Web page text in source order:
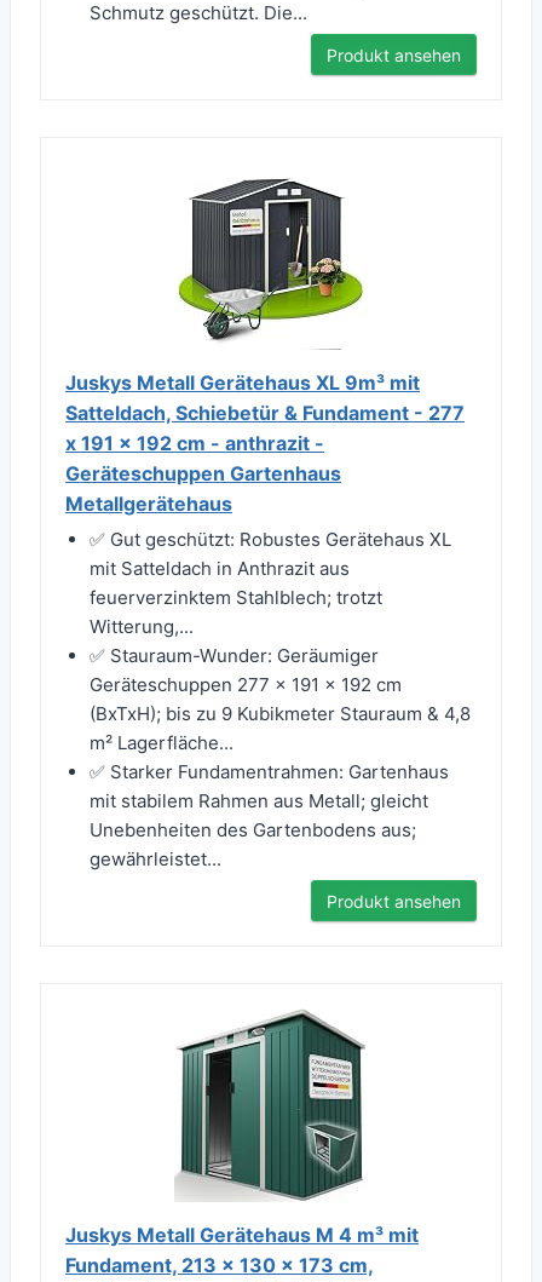
Schmutz geschützt. Die...
Produkt ansehen
Juskys Metall Gerätehaus XL 9m³ mit
Satteldach, Schiebetür & Fundament - 277
x 191 x 192 cm - anthrazit -
Geräteschuppen Gartenhaus
Metallgerätehaus
✅ Gut geschützt: Robustes Gerätehaus XL
mit Satteldach in Anthrazit aus
feuerverzinktem Stahlblech; trotzt
Witterung,...
✅ Stauraum-Wunder: Geräumiger
Geräteschuppen 277 x 191 x 192 cm
(BxTxH); bis zu 9 Kubikmeter Stauraum & 4,8
m² Lagerfläche...
✅ Starker Fundamentrahmen: Gartenhaus
mit stabilem Rahmen aus Metall; gleicht
Unebenheiten des Gartenbodens aus;
gewährleistet...
Produkt ansehen
Juskys Metall Gerätehaus M 4 m³ mit
Fundament, 213 x 130 x 173 cm,